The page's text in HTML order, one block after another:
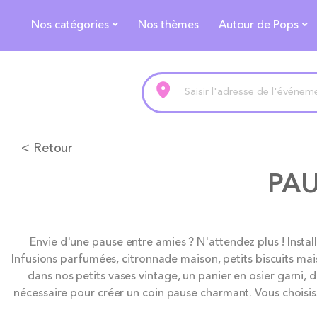
Nos catégories Nos thèmes Autour de Pops
< Retour
Skip
to
end
Envie d'une pause entre amies ? N'attendez plus !
Infusions parfumées, citronnade maison, petits biscuits
dans nos petits vases vintage, un panier en osier
nécessaire pour créer un coin pause charmant. Vous